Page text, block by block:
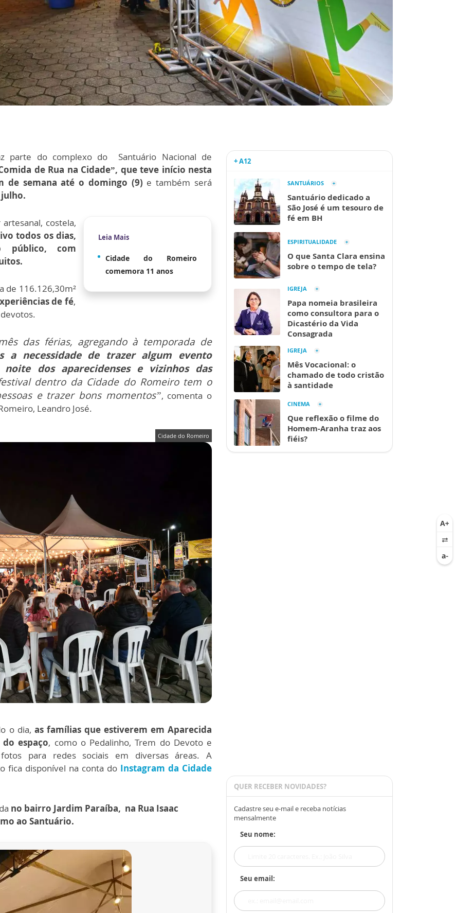
parte do complexo do Santuário Nacional de
de Rua na Cidade”, que teve início nesta
de semana até o domingo (9) e também será
julho.
Leia Mais
Cidade do Romeiro
comemora 11 anos
costela,
todos os dias,
com
de 116.126,30m²
de fé,
das férias, agregando à temporada de
a necessidade de trazer algum evento
dos aparecidenses e vizinhos das
dentro da Cidade do Romeiro tem o
e trazer bons momentos”, comenta o
Leandro José.
Cidade do Romeiro
o dia, as famílias que estiverem em Aparecida
espaço, como o Pedalinho, Trem do Devoto e
para redes sociais em diversas áreas. A
fica disponível na conta do Instagram da Cidade
no bairro Jardim Paraíba, na Rua Isaac
ao Santuário.
+ A12
SANTUÁRIOS
Santuário dedicado a
São José é um tesouro de
fé em BH
ESPIRITUALIDADE
O que Santa Clara ensina
sobre o tempo de tela?
IGREJA
Papa nomeia brasileira
como consultora para o
Dicastério da Vida
Consagrada
IGREJA
Mês Vocacional: o
chamado de todo cristão
à santidade
CINEMA
Que reflexão o filme do
Homem-Aranha traz aos
fiéis?
QUER RECEBER NOVIDADES?
Cadastre seu e-mail e receba notícias
mensalmente
Seu nome:
Seu email: